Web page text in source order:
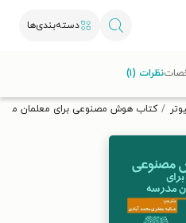
دسته‌بندی‌ها
دریافت کن.
کتاب هوش مصنوعی برای معلمان
نظرات (۱)